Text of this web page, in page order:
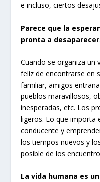
e incluso, ciertos
Parece que la
pronta a desaparecer
Cuando se organiza un
feliz de encontrarse en
familiar, amigos
pueblos maravillosos,
inesperadas, etc. Los
ligeros. Lo que importa
conducente y
los tiempos nuevos y
posible de los
La vida humana es